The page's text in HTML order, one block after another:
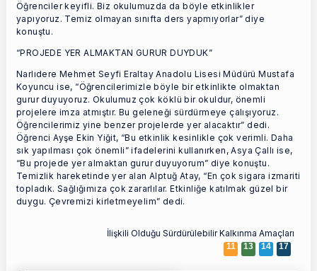
Öğrenciler keyifli. Biz okulumuzda da böyle etkinlikler
yapıyoruz. Temiz olmayan sınıfta ders yapmıyorlar” diye
konuştu.
“PROJEDE YER ALMAKTAN GURUR DUYDUK”
Narlıdere Mehmet Seyfi Eraltay Anadolu Lisesi Müdürü Mustafa
Koyuncu ise, “Öğrencilerimizle böyle bir etkinlikte olmaktan
gurur duyuyoruz. Okulumuz çok köklü bir okuldur, önemli
projelere imza atmıştır. Bu geleneği sürdürmeye çalışıyoruz.
Öğrencilerimiz yine benzer projelerde yer alacaktır” dedi.
Öğrenci Ayşe Ekin Yiğit, “Bu etkinlik kesinlikle çok verimli. Daha
sık yapılması çok önemli” ifadelerini kullanırken, Asya Çallı ise,
“Bu projede yer almaktan gurur duyuyorum” diye konuştu.
Temizlik hareketinde yer alan Alptuğ Atay, “En çok sigara izmariti
topladık. Sağlığımıza çok zararlılar. Etkinliğe katılmak güzel bir
duygu. Çevremizi kirletmeyelim” dedi.
İlişkili Olduğu Sürdürülebilir Kalkınma Amaçları
11 13 14 17